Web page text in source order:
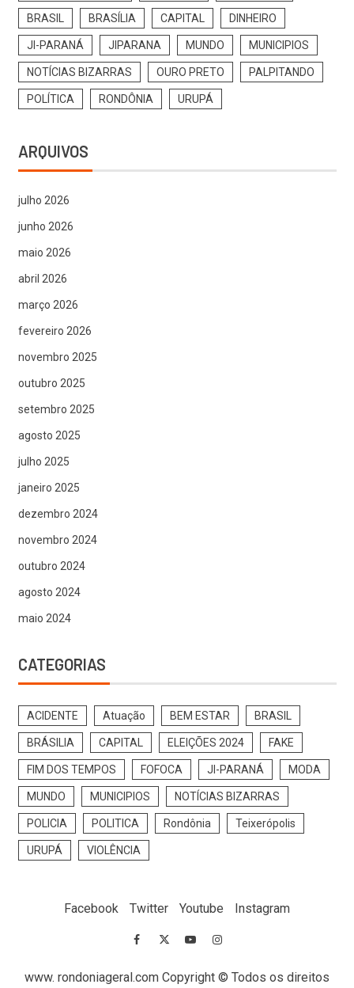
BRASIL BRASÍLIA CAPITAL DINHEIRO
JI-PARANÁ JIPARANA MUNDO MUNICIPIOS
NOTÍCIAS BIZARRAS OURO PRETO PALPITANDO
POLÍTICA RONDÔNIA URUPÁ
ARQUIVOS
julho 2026
junho 2026
maio 2026
abril 2026
março 2026
fevereiro 2026
novembro 2025
outubro 2025
setembro 2025
agosto 2025
julho 2025
janeiro 2025
dezembro 2024
novembro 2024
outubro 2024
agosto 2024
maio 2024
CATEGORIAS
ACIDENTE Atuação BEM ESTAR BRASIL
BRÁSILIA CAPITAL ELEIÇÕES 2024 FAKE
FIM DOS TEMPOS FOFOCA JI-PARANÁ MODA
MUNDO MUNICIPIOS NOTÍCIAS BIZARRAS
POLICIA POLITICA Rondônia Teixerópolis
URUPÁ VIOLÊNCIA
Facebook Twitter Youtube Instagram
www. rondoniageral.com Copyright © Todos os direitos